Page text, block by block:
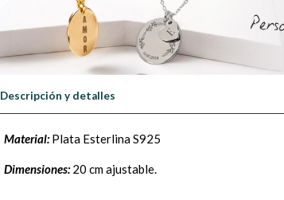
Descripción y detalles
Material:Plata Esterlina S925
Dimensiones:20 cm ajustable.